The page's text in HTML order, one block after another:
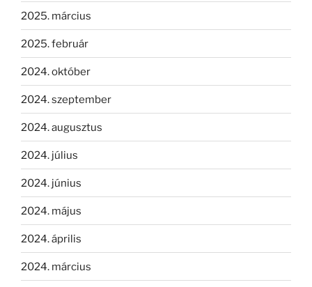
2025. március
2025. február
2024. október
2024. szeptember
2024. augusztus
2024. július
2024. június
2024. május
2024. április
2024. március